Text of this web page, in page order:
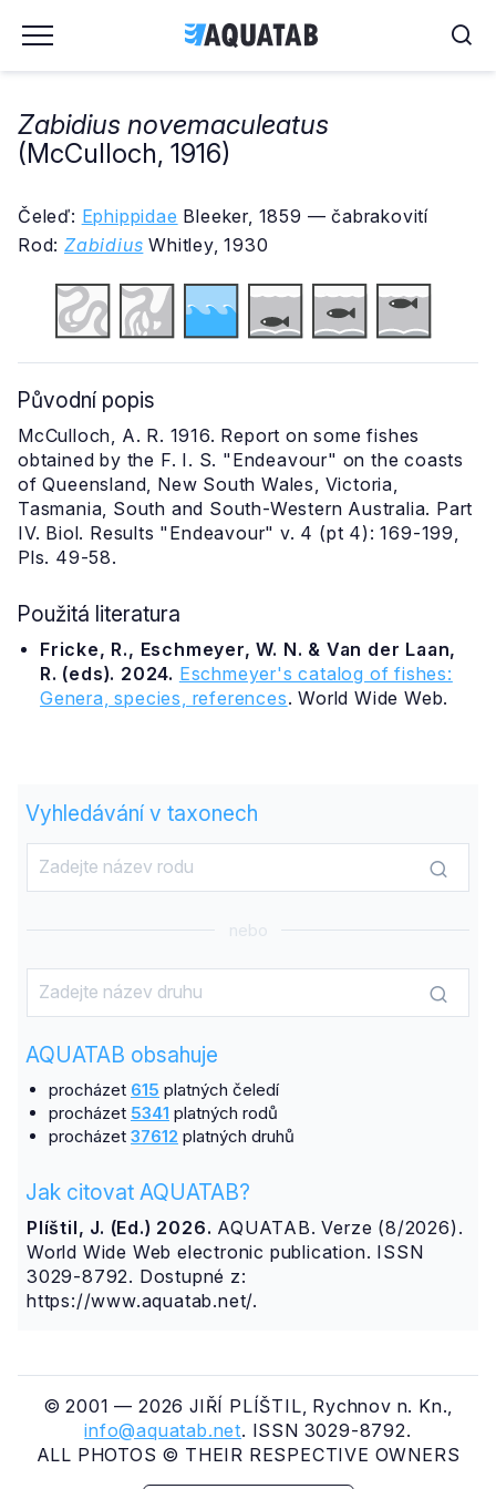
Zabidius novemaculeatus
(McCulloch, 1916)
Čeleď: Ephippidae Bleeker, 1859 — čabrakovití
Rod: Zabidius Whitley, 1930
Původní popis
McCulloch, A. R. 1916. Report on some fishes
obtained by the F. I. S. "Endeavour" on the coasts
of Queensland, New South Wales, Victoria,
Tasmania, South and South-Western Australia. Part
IV. Biol. Results "Endeavour" v. 4 (pt 4): 169-199,
Pls. 49-58.
Použitá literatura
Fricke, R., Eschmeyer, W. N. & Van der Laan,
R. (eds). 2024. Eschmeyer's catalog of fishes:
Genera, species, references. World Wide Web.
Vyhledávání v taxonech
nebo
AQUATAB obsahuje
procházet 615 platných čeledí
procházet 5341 platných rodů
procházet 37612 platných druhů
Jak citovat AQUATAB?
Plíštil, J. (Ed.) 2026. AQUATAB. Verze (8/2026).
World Wide Web electronic publication. ISSN
3029-8792. Dostupné z:
https://www.aquatab.net/.
© 2001 — 2026 JIŘÍ PLÍŠTIL, Rychnov n. Kn.,
info@aquatab.net. ISSN 3029-8792.
ALL PHOTOS © THEIR RESPECTIVE OWNERS